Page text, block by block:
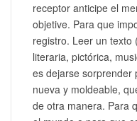
receptor anticipe el
objetive. Para que
registro. Leer un texto
literaria, pictórica,
es dejarse sorprender
nueva y moldeable,
de otra manera. Para